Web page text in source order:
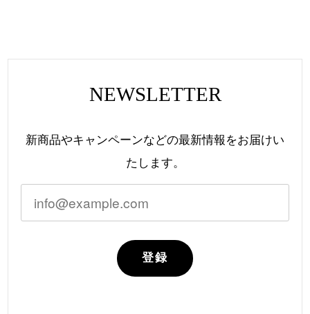
NEWSLETTER
新商品やキャンペーンなどの最新情報をお届けい
たします。
登録